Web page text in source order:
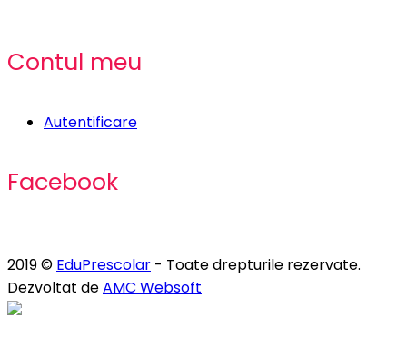
Contul meu
Autentificare
Facebook
2019 © EduPrescolar - Toate drepturile rezervate.
Dezvoltat deAMC Websoft